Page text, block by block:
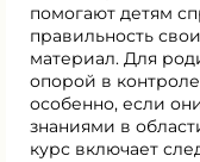
помогают детям
правильность
материал. Для
опорой в
особенно, если
знаниями в
курс включает